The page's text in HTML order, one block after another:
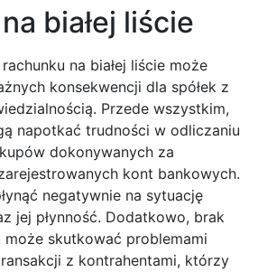
białej liście
na białej liście może
konsekwencji dla spółek z
Przede wszystkim,
napotkać trudności w odliczaniu
dokonywanych za
kont bankowych.
negatywnie na sytuację
jej płynność. Dodatkowo, brak
może skutkować problemami
z kontrahentami, którzy